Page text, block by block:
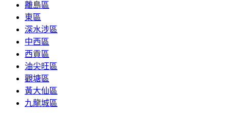
離島區
東區
深水涉區
中西區
西貢區
油尖旺區
觀塘區
黃大仙區
九龍城區